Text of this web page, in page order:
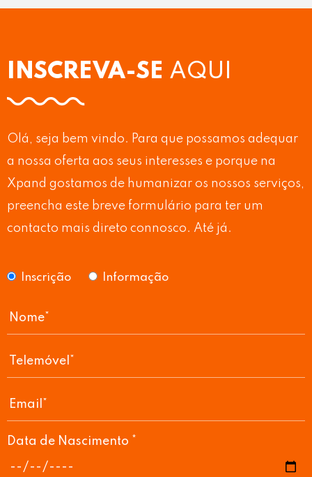
INSCREVA-SE AQUI
Olá, seja bem vindo. Para que possamos adequar
a nossa oferta aos seus interesses e porque na
Xpand gostamos de humanizar os nossos serviços,
preencha este breve formulário para ter um
contacto mais direto connosco. Até já.
Inscrição Informação
Data de Nascimento *